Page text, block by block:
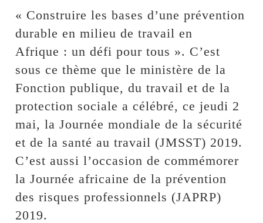
« Construire les bases d’une prévention
durable en milieu de travail en
Afrique : un défi pour tous ». C’est
sous ce thème que le ministère de la
Fonction publique, du travail et de la
protection sociale a célébré, ce jeudi 2
mai, la Journée mondiale de la sécurité
et de la santé au travail (JMSST) 2019.
C’est aussi l’occasion de commémorer
la Journée africaine de la prévention
des risques professionnels (JAPRP)
2019.